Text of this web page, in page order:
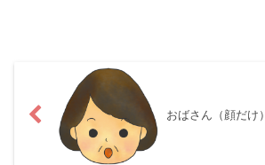
おばさん（顔だけ）